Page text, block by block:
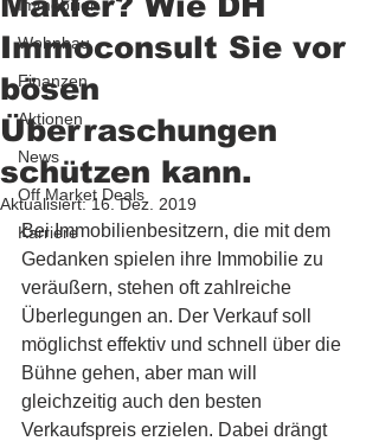
Immobilien
Wohnbau
Finanzen
Aktionen
News
Off Market Deals
Karriere
Immoconsult Sie vor
bösen
Überraschungen
schützen kann.
Aktualisiert:16. Dez. 2019
Bei Immobilienbesitzern, die mit dem
Gedanken spielen ihre Immobilie zu
veräußern, stehen oft zahlreiche
Überlegungen an. Der Verkauf soll
möglichst effektiv und schnell über die
Bühne gehen, aber man will
gleichzeitig auch den besten
Verkaufspreis erzielen. Dabei drängt